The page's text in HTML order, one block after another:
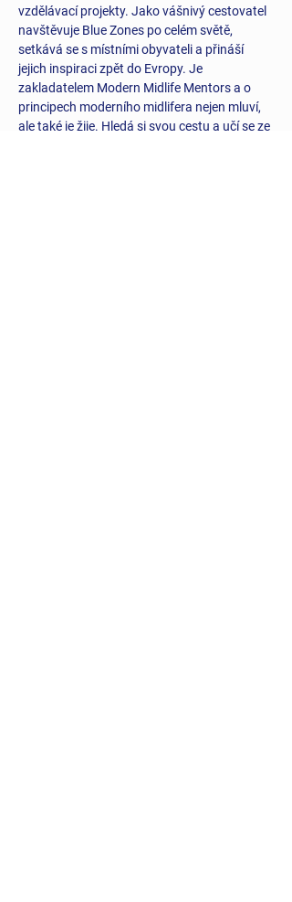
vzdělávací projekty. Jako vášnivý cestovatel
navštěvuje Blue Zones po celém světě,
setkává se s místními obyvateli a přináší
jejich inspiraci zpět do Evropy. Je
zakladatelem Modern Midlife Mentors a o
principech moderního midlifera nejen mluví,
ale také je žije. Hledá si svou cestu a učí se ze